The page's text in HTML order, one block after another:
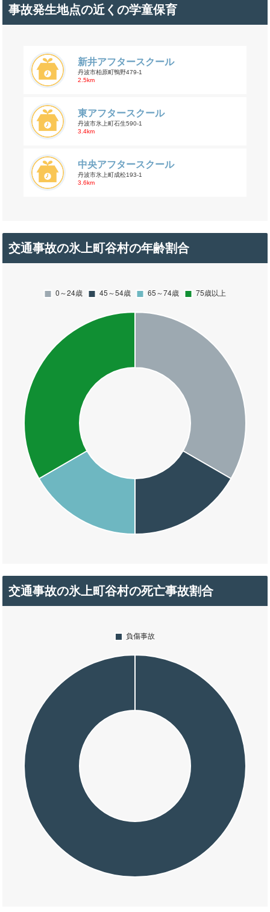
事故発生地点の近くの学童保育
新井アフタースクール
丹波市柏原町鴨野479-1
2.5km
東アフタースクール
丹波市氷上町石生590-1
3.4km
中央アフタースクール
丹波市氷上町成松193-1
3.6km
交通事故の氷上町谷村の年齢割合
交通事故の氷上町谷村の死亡事故割合